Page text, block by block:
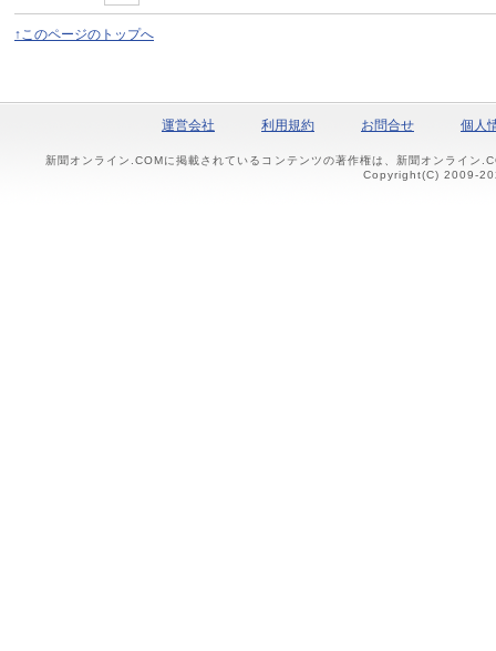
↑このページのトップへ
運営会社 利用規約 お問合せ 個人
新聞オンライン.COMに掲載されているコンテンツの著作権は、新聞オンライン
Copyright(C) 2009-